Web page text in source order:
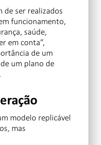
de ser realizados
funcionamento,
saúde,
em conta”,
de um
um plano de
modelo replicável
mas